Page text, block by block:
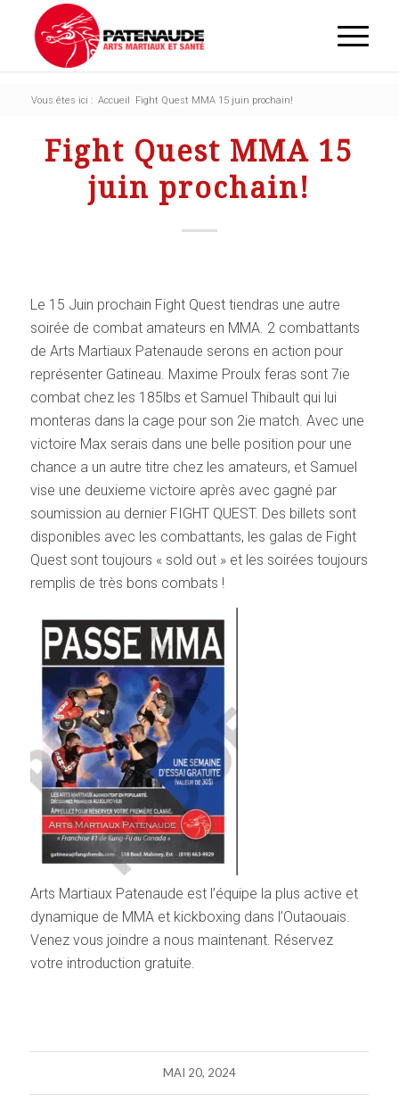
Vous êtes ici : Accueil Fight Quest MMA 15 juin prochain!
Fight Quest MMA 15
juin prochain!
Le 15 Juin prochain Fight Quest tiendras une autre
soirée de combat amateurs en MMA. 2 combattants
de Arts Martiaux Patenaude serons en action pour
représenter Gatineau. Maxime Proulx feras sont 7ie
combat chez les 185lbs et Samuel Thibault qui lui
monteras dans la cage pour son 2ie match. Avec une
victoire Max serais dans une belle position pour une
chance a un autre titre chez les amateurs, et Samuel
vise une deuxieme victoire après avec gagné par
soumission au dernier FIGHT QUEST. Des billets sont
disponibles avec les combattants, les galas de Fight
Quest sont toujours « sold out » et les soirées toujours
remplis de très bons combats !
Arts Martiaux Patenaude est l’équipe la plus active et
dynamique de MMA et kickboxing dans l’Outaouais.
Venez vous joindre a nous maintenant. Réservez
votre introduction gratuite.
MAI 20, 2024